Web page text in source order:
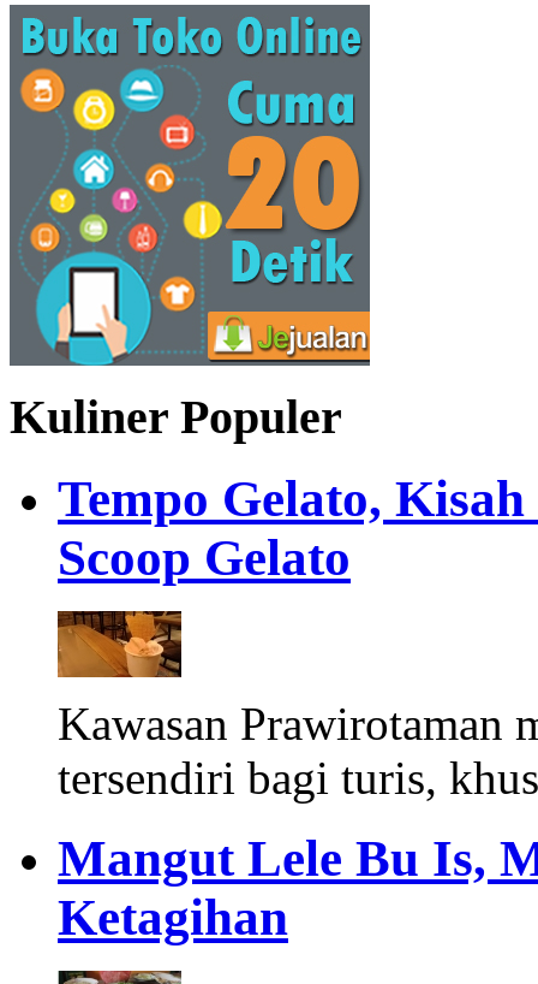
Kuliner Populer
Tempo Gelato,
Scoop Gelato
Kawasan Prawirotaman
tersendiri bagi turis,
Mangut Lele Bu Is,
Ketagihan